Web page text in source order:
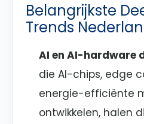
Belangrijkste
Trends
AI en AI-hardware
die AI-chips, edge
energie-efficiënte
ontwikkelen, halen